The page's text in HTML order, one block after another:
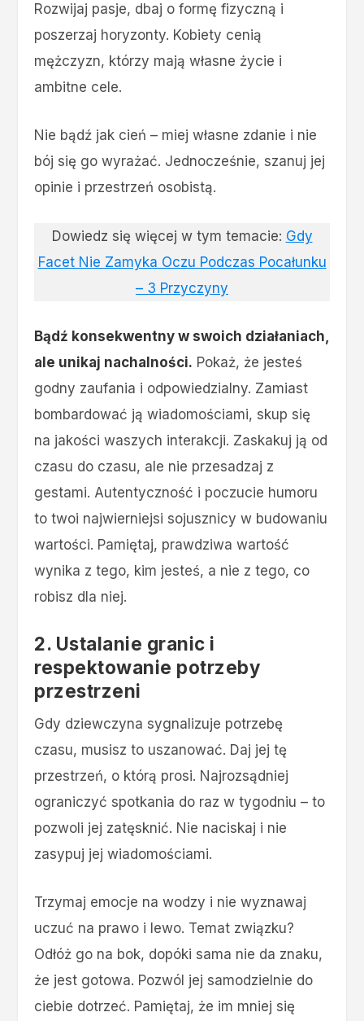
Rozwijaj pasje, dbaj o formę fizyczną i
poszerzaj horyzonty. Kobiety cenią
mężczyzn, którzy mają własne życie i
ambitne cele.
Nie bądź jak cień – miej własne zdanie i nie
bój się go wyrażać. Jednocześnie, szanuj jej
opinie i przestrzeń osobistą.
Dowiedz się więcej w tym temacie: Gdy
Facet Nie Zamyka Oczu Podczas Pocałunku
– 3 Przyczyny
Bądź konsekwentny w swoich działaniach,
ale unikaj nachalności. Pokaż, że jesteś
godny zaufania i odpowiedzialny. Zamiast
bombardować ją wiadomościami, skup się
na jakości waszych interakcji. Zaskakuj ją od
czasu do czasu, ale nie przesadzaj z
gestami. Autentyczność i poczucie humoru
to twoi najwierniejsi sojusznicy w budowaniu
wartości. Pamiętaj, prawdziwa wartość
wynika z tego, kim jesteś, a nie z tego, co
robisz dla niej.
2. Ustalanie granic i
respektowanie potrzeby
przestrzeni
Gdy dziewczyna sygnalizuje potrzebę
czasu, musisz to uszanować. Daj jej tę
przestrzeń, o którą prosi. Najrozsądniej
ograniczyć spotkania do raz w tygodniu – to
pozwoli jej zatęsknić. Nie naciskaj i nie
zasypuj jej wiadomościami.
Trzymaj emocje na wodzy i nie wyznawaj
uczuć na prawo i lewo. Temat związku?
Odłóż go na bok, dopóki sama nie da znaku,
że jest gotowa. Pozwól jej samodzielnie do
ciebie dotrzeć. Pamiętaj, że im mniej się